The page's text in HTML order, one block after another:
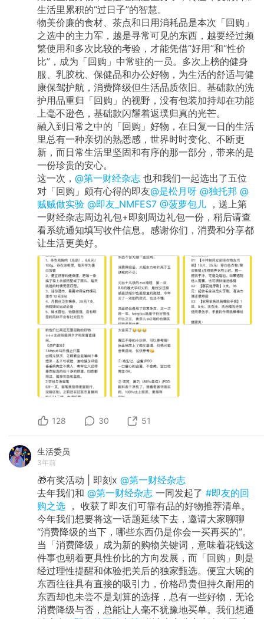
生活里累积的“过日子”的智慧。
物美价廉的食材、茶点和日用消耗品是本次「回购」
之选中的主力军，越是寻常可见的东西，越要经过频
繁使用和多次比较的考验，才能凭借“好用”和“性价
比”，成为「回购」中常驻的一员。多次上榜的健身
服、乳胶枕、保健品和办公好物，为生活的舒适与健
康保驾护航，消费降级但生活品质依旧。基础款的洗
护用品重归「回购」的视野，没有包装加持却在功能
上毫不逊色，基础款闪耀着返璞归真的光芒。
融入到日常之中的「回购」好物，在日复一日的生活
里总有一种亲切的熟悉感，世界时时变化、不断更
新，而日常生活里坚固和有序的那一部分，带来的是
一份珍贵的安心。
这一次， @第一财经杂志 也和我们一起选出了五位
对「回购」颇有心得的即友@是松月呀 @独托邦 @
贼贼做实验 @即友_NMFES7 @菠萝包儿 ，送上第
一财经杂志周边礼包+即刻周边礼包一份，稍后请查
看系统通知填写收件信息。感谢你们，消费和分享都
让生活更美好。
128 30 51
生活委员
3年前
🎁有奖活动 | 即刻x @第一财经杂志
去年我们和 @第一财经杂志 一同发起了 #即友的回
购之选 ， 收获了即友们可靠有品的好物推荐清单。
今年我们想要将这一话题延续下去，邀请大家聊聊
“消费降级的当下，哪些东西仍是你会一买再买的”。
当「消费降级」成为新的购物关键词，意味着花钱这
件事也朝着更具性价比的方向发展，而「回购」则是
经过理性提醒和体验把关后的独家甄选。便宜大碗的
东西往往具有直接的吸引力，价格昂贵但持久耐用的
东西却也未尝不是划算的选择，总有一些好物，无论
消费降级与否，总能让人毫不犹豫地买单。我们想通